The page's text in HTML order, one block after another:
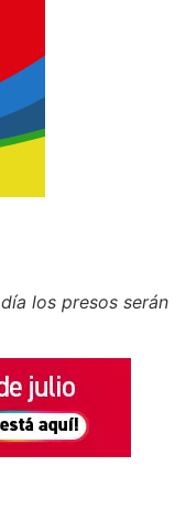
los presos serán